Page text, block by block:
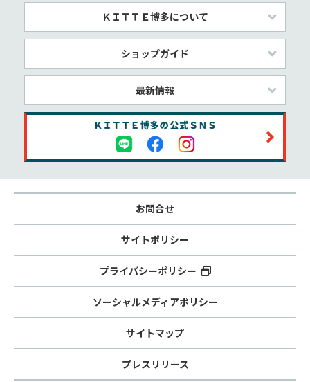
ＫＩＴＴＥ博多について
ショップガイド
最新情報
お問合せ
サイトポリシー
プライバシーポリシー
ソーシャルメディアポリシー
サイトマップ
プレスリリース